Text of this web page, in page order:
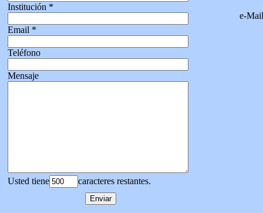
Institución *
Email *
Teléfono
Mensaje
Usted tiene caracteres restantes.
e-